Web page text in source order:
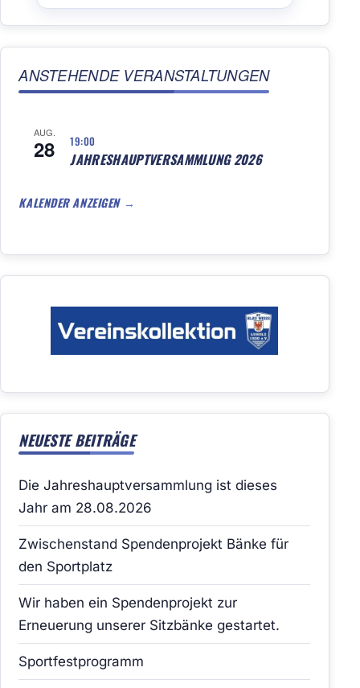
ANSTEHENDE VERANSTALTUNGEN
AUG.
28 19:00
JAHRESHAUPTVERSAMMLUNG 2026
KALENDER ANZEIGEN
NEUESTE BEITRÄGE
Die Jahreshauptversammlung ist dieses
Jahr am 28.08.2026
Zwischenstand Spendenprojekt Bänke für
den Sportplatz
Wir haben ein Spendenprojekt zur
Erneuerung unserer Sitzbänke gestartet.
Sportfestprogramm